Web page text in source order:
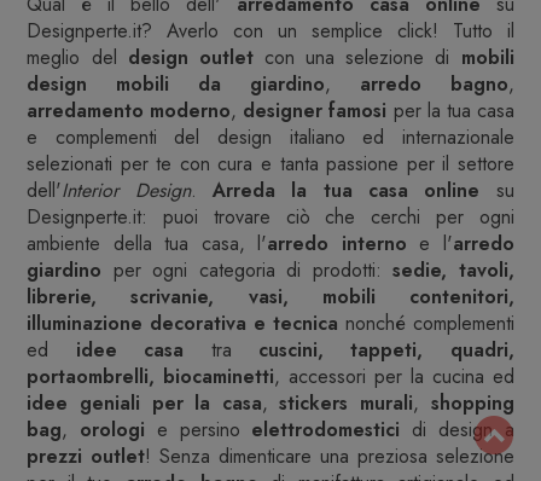
Designperte.it? Averlo con un semplice click! Tutto il
meglio del design outletcon una selezione di mobili
design
mobili da giardino, arredo bagno,
arredamento moderno, designer famosi per la tua casa
e complementi del design italiano ed internazionale
selezionati per te con cura e tanta passione per il settore
dell'Interior Design.Arreda la tua casa online su
Designperte.it: puoi trovare ciò che cerchi per ogni
ambiente della tua casa, l'arredo interno e l'arredo
giardino per ogni categoria di prodotti:sedie, tavoli,
librerie, scrivanie, vasi, mobili contenitori,
illuminazione decorativa e tecnica nonché complementi
ed idee casa tra cuscini, tappeti, quadri,
portaombrelli, biocaminetti, accessori per la cucina ed
idee geniali per la casa,stickers murali, shopping
bag, orologi e persino elettrodomestici di design a
prezzi outlet! Senza dimenticare una preziosa selezione